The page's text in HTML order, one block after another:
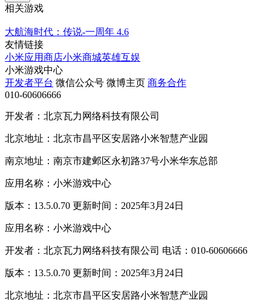
相关游戏
大航海时代：传说-一周年 4.6
友情链接
小米应用商店小米商城英雄互娱
小米游戏中心
开发者平台 微信公众号 微博主页 商务合作
010-60606666
开发者：北京瓦力网络科技有限公司
北京地址：北京市昌平区安居路小米智慧产业园
南京地址：南京市建邺区永初路37号小米华东总部
应用名称：小米游戏中心
版本：13.5.0.70 更新时间：2025年3月24日
应用名称：小米游戏中心
开发者：北京瓦力网络科技有限公司 电话：010-60606666
版本：13.5.0.70 更新时间：2025年3月24日
北京地址：北京市昌平区安居路小米智慧产业园